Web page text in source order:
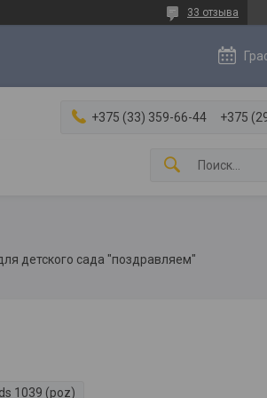
33 отзыва
+375 (33) 359-66-44 +375
детского сада "поздравляем"
ds 1039 (poz)